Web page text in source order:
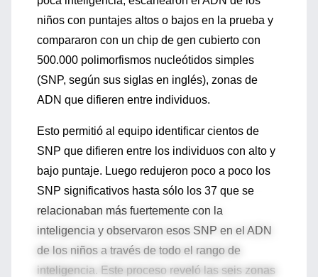
niños con puntajes altos o bajos en la prueba y
compararon con un chip de gen cubierto con
500.000 polimorfismos nucleótidos simples
(SNP, según sus siglas en inglés), zonas de
ADN que difieren entre individuos.
Esto permitió al equipo identificar cientos de
SNP que difieren entre los individuos con alto y
bajo puntaje. Luego redujeron poco a poco los
SNP significativos hasta sólo los 37 que se
relacionaban más fuertemente con la
inteligencia y observaron esos SNP en el ADN
de los niños a través de todo el rango de
inteligencia. Este proceso reveló las seis zonas